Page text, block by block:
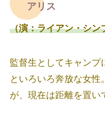
アリス
（演：ライアン・シン
監督生としてキャンプ
といろいろ奔放な女性
が、現在は距離を置い